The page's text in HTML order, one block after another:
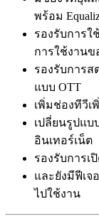
พร้อม
รองรับการใ
การใช้งาน
รองรับการส
แบบ OTT
เพิ่มช่องทีวีเ
เปลี่ยนรูปแ
อินเทอร์เน็ต
รองรับการเ
และยังมีฟีเ
ไปใช้งาน